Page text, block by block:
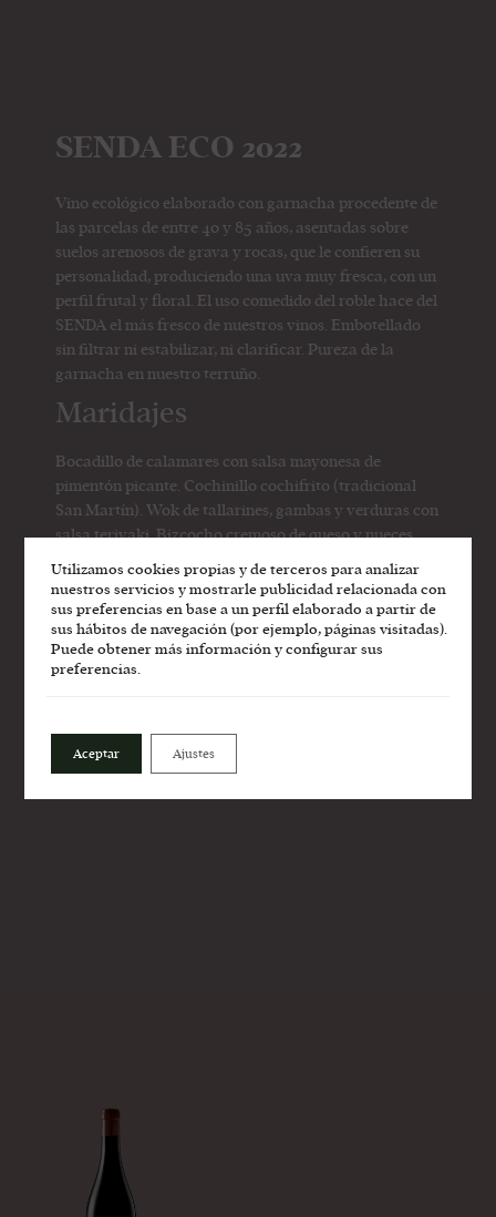
SENDA ECO 2022
Vino ecológico elaborado con garnacha procedente de
las parcelas de entre 40 y 85 años, asentadas sobre
suelos arenosos de grava y rocas, que le confieren su
personalidad, produciendo una uva muy fresca, con un
perfil frutal y floral. El uso comedido del roble hace del
SENDA el más fresco de nuestros vinos. Embotellado
sin filtrar ni estabilizar, ni clarificar. Pureza de la
garnacha en nuestro terruño.
Maridajes
Bocadillo de calamares con salsa mayonesa de
pimentón picante. Cochinillo cochifrito (tradicional
San Martín). Wok de tallarines, gambas y verduras con
salsa teriyaki. Bizcocho cremoso de queso y nueces.
FICHA DE CATA
COMPRAR
Utilizamos cookies propias y de terceros para analizar
nuestros servicios y mostrarle publicidad relacionada con
sus preferencias en base a un perfil elaborado a partir de
sus hábitos de navegación (por ejemplo, páginas visitadas).
Puede obtener más información y configurar sus
preferencias.
Aceptar Ajustes